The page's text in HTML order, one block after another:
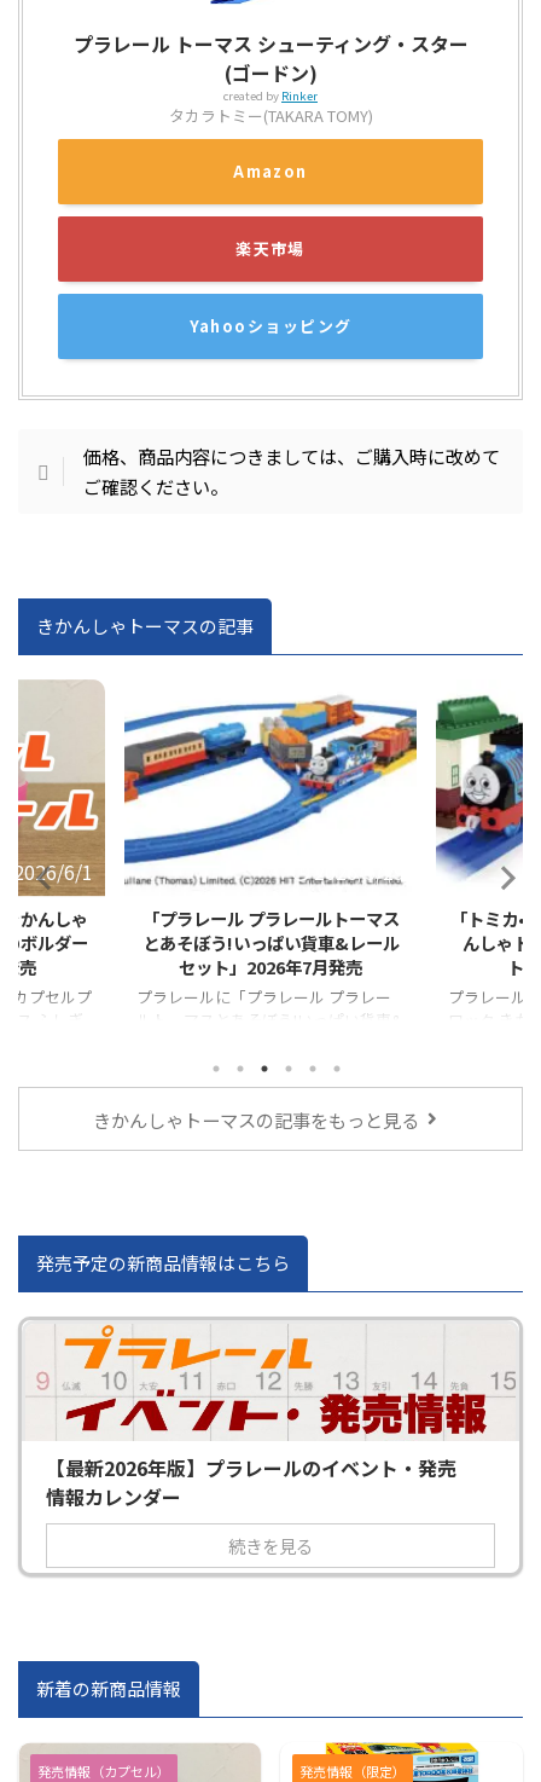
プラレール トーマス シューティング・スター
(ゴードン)
created by Rinker
タカラトミー(TAKARA TOMY)
Amazon
楽天市場
Yahooショッピング
価格、商品内容につきましては、ご購入時に改めて
ご確認ください。
きかんしゃトーマスの記事
2026/6/1
かんしゃ
ボルダー
売
カプセルプ
ス ふしぎ
2026/5/29
「プラレール プラレールトーマス
とあそぼう!いっぱい貨車&レール
セット」2026年7月発売
プラレールに「プラレール プラレー
ルトーマスとあそぼう!いっぱい貨車&
「トミカ•
んしゃト
ト
プラレール
ロック き
きかんしゃトーマスの記事をもっと見る
発売予定の新商品情報はこちら
【最新2026年版】プラレールのイベント・発売
情報カレンダー
続きを見る
新着の新商品情報
発売情報（カプセル） 発売情報（限定）